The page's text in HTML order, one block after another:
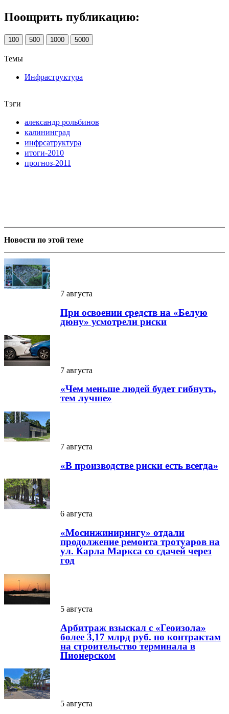
Поощрить публикацию:
100 500 1000 5000
Темы
Инфраструктура
Тэги
александр рольбинов
калининград
инфрсатруктура
итоги-2010
прогноз-2011
Новости по этой теме
7 августа
При освоении средств на «Белую
дюну» усмотрели риски
7 августа
«Чем меньше людей будет гибнуть,
тем лучше»
7 августа
«В производстве риски есть всегда»
6 августа
«Мосинжинирингу» отдали
продолжение ремонта тротуаров на
ул. Карла Маркса со сдачей через
год
5 августа
Арбитраж взыскал с «Геоизола»
более 3,17 млрд руб. по контрактам
на строительство терминала в
Пионерском
5 августа